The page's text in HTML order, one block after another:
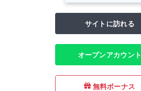
サイトに訪れる
オープンアカウント
無料ボーナス